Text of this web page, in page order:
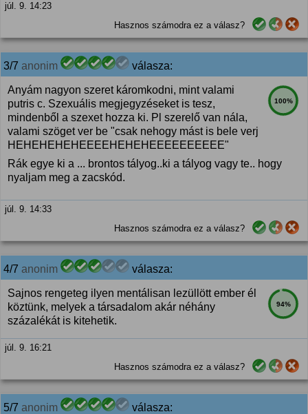
júl. 9. 14:23
Hasznos számodra ez a válasz?
3/7 anonim válasza:
100%
Anyám nagyon szeret káromkodni, mint valami
putris c. Szexuális megjegyzéseket is tesz,
mindenből a szexet hozza ki. Pl szerelő van nála,
valami szöget ver be "csak nehogy mást is bele verj
HEHEHEHEHEEEEHEHEHEEEEEEEEEE"
Rák egye ki a ... brontos tályog..ki a tályog vagy te.. hogy
nyaljam meg a zacskód.
júl. 9. 14:33
Hasznos számodra ez a válasz?
4/7 anonim válasza:
94%
Sajnos rengeteg ilyen mentálisan lezüllött ember él
köztünk, melyek a társadalom akár néhány
százalékát is kitehetik.
júl. 9. 16:21
Hasznos számodra ez a válasz?
5/7 anonim válasza: